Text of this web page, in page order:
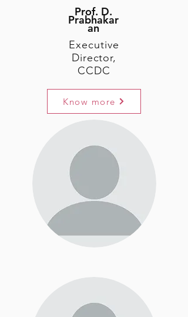
Prof. D.
Prabhakar
an
Executive
Director,
CCDC
Know more